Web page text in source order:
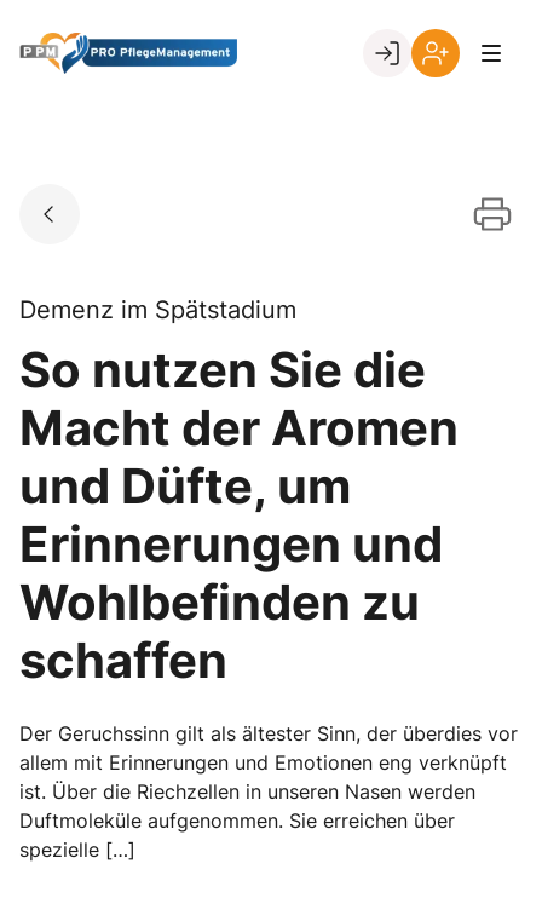
content
Go to landing page.
Demenz im Spätstadium
So nutzen Sie die
Macht der Aromen
und Düfte, um
Erinnerungen und
Wohlbefinden zu
schaffen
Der Geruchssinn gilt als ältester Sinn, der überdies vor
allem mit Erinnerungen und Emotionen eng verknüpft
ist. Über die Riechzellen in unseren Nasen werden
Duftmoleküle aufgenommen. Sie erreichen über
spezielle […]